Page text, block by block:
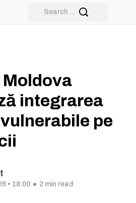
integrarea
pe
• 18:00 2 min read